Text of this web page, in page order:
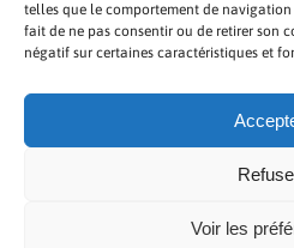
telles que le comportement de navigation
fait de ne pas consentir ou de retirer son
négatif sur certaines caractéristiques et
Voir les
PRÉSENTATION
Copyright © 2023 TOUT